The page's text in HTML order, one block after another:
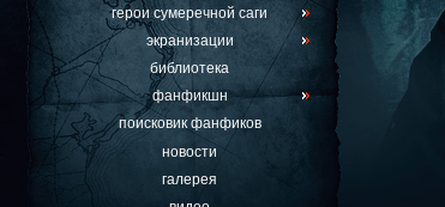
герои сумеречной саги
экранизации
библиотека
фанфикшн
поисковик фанфиков
новости
галерея